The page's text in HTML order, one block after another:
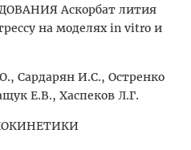
Аскорбат лития
на моделях in vitro и
Сардарян И.С., Остренко
Е.В., Хаспеков Л.Г.